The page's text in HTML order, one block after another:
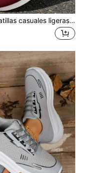
1 par de zapatillas casuales ligeras para mujer, zapatos planos cómodos de cordones para caminar